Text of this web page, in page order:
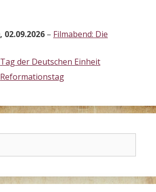
, 02.09.2026 – Filmabend: Die
Tag der Deutschen Einheit
Reformationstag